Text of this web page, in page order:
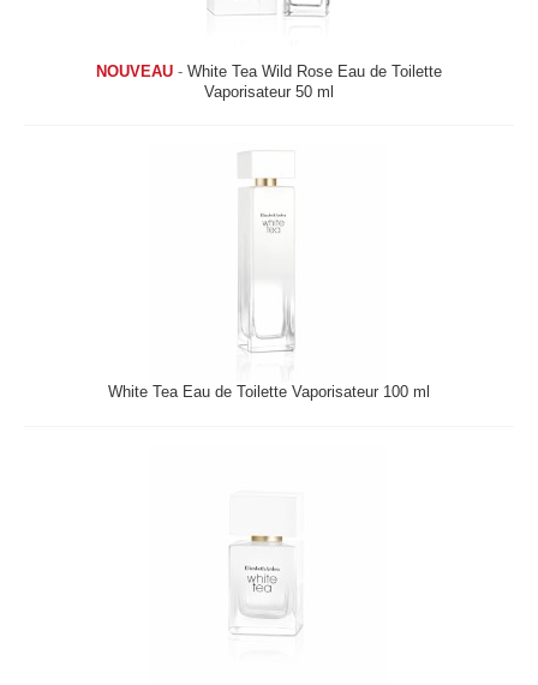
NOUVEAU - White Tea Wild Rose Eau de Toilette
Vaporisateur 50 ml
White Tea Eau de Toilette Vaporisateur 100 ml